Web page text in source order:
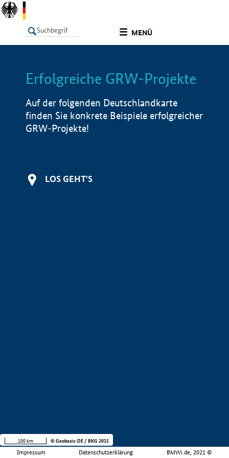
MENÜ
LISTE Info
Erfolgreiche GRW-Projekte
Auf der folgenden Deutschlandkarte
finden Sie konkrete Beispiele erfolgreicher
GRW-Projekte!
LOS GEHT'S
Impressum Datenschutzerklärung BMWi.de, 2021 ©
100 km © Geobasis-DE / BKG 2015